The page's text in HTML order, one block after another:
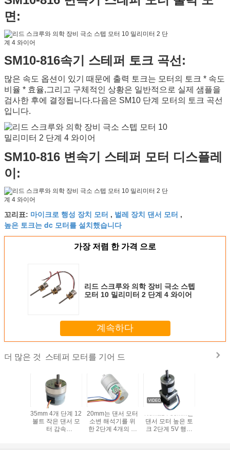
면:
SM10-816속기 스테퍼 토크 곡선:
많은 속도 옵션이 있기 때문에 출력 토크는 모터의 토크 * 속도
비율 * 효율,그리고 구체적인 상황은 일반적으로 실제 샘플을
검사한 후에 결정됩니다.다음은 SM10 단계 모터의 토크 곡선
입니다.
SM10-816 변속기 스테퍼 모터 디스플레
이:
꼬리표: 마이크로 행성 장치 모터 , 벌레 장치 댄서 모터 ,
높은 토크는 dc 모터를 설치했습니다
가장 저렴 한 가격 으로
리드 스크루와 의학 장비 극소 스텝
모터 10 밀리미터 2 단계 4 와이어
계속하다
더 많은 것 스테퍼 모터를 기어 드
35mm 4개 단계 12
볼트 작은 댄서 모
터 감속
20mm는 댄서 모터
소변 해석기를 위
한 2단계 4개의 철
Nema14 35mm는
댄서 모터 높은 토
크 2단계 5V 행성